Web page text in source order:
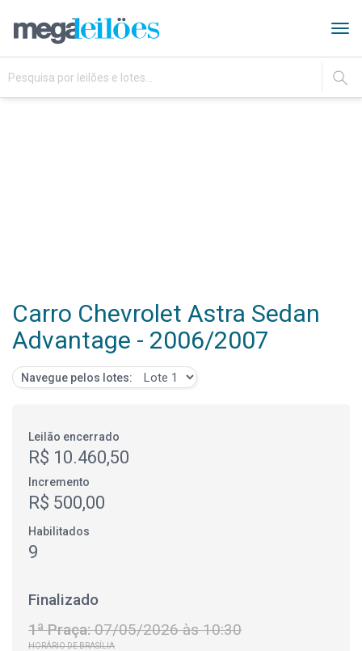
IR
Carro Chevrolet Astra Sedan
Advantage - 2006/2007
Navegue pelos lotes:
Leilão encerrado
R$ 10.460,50
Incremento
R$ 500,00
Habilitados
9
Finalizado
1ª Praça:07/05/2026 às 10:30
HORÁRIO DE BRASÍLIA